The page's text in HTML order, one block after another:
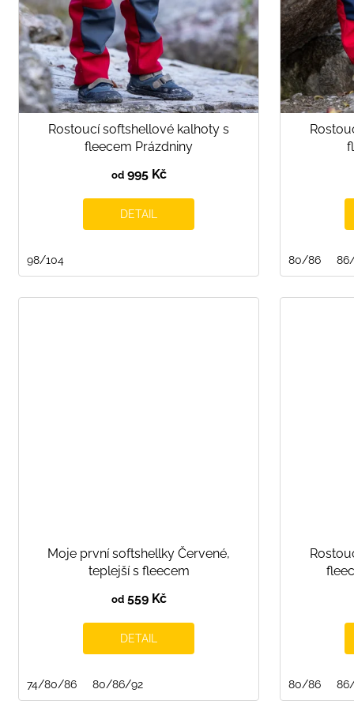
o
d
u
k
t
ů
Rostoucí softshellové kalhoty s
fleecem Prázdniny
od995 Kč
DETAIL
98/104 80/86
Moje první softshellky Červené,
teplejší s fleecem
od559 Kč
DETAIL
74/80/86 80/86/92 80/86